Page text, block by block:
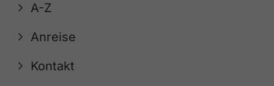
A-Z
Anreise
Kontakt